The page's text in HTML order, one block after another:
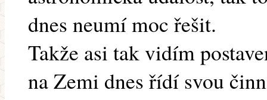
dnes neumí moc řešit.
Takže asi tak vidím
na Zemi dnes řídí svou